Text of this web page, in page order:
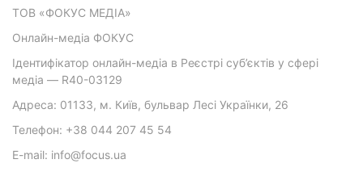
ТОВ «ФОКУС МЕДІА»
Онлайн-медіа ФОКУС
Ідентифікатор онлайн-медіа в Реєстрі суб’єктів у сфері
медіа — R40-03129
Адреса: 01133, м. Київ, бульвар Лесі Українки, 26
Телефон: +38 044 207 45 54
E-mail: info@focus.ua